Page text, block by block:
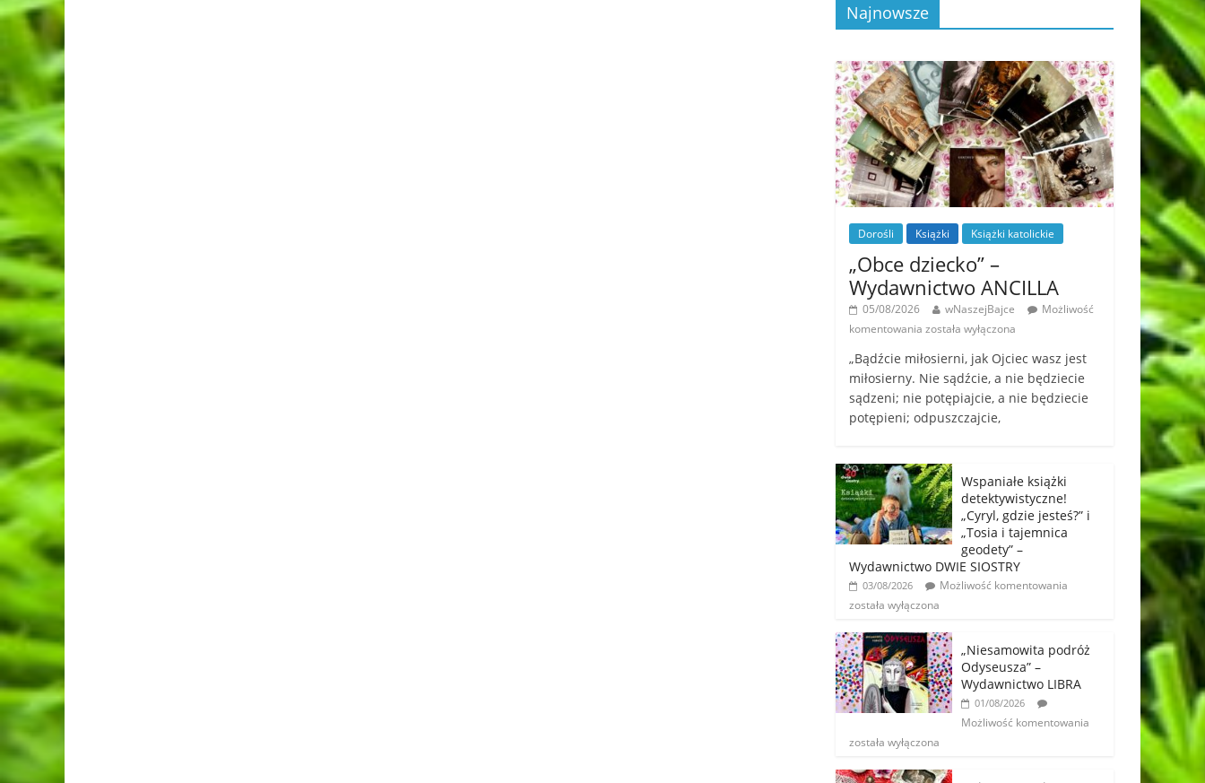
Najnowsze
Dorośli Książki Książki katolickie
„Obce dziecko” –
Wydawnictwo ANCILLA
05/08/2026 wNaszejBajce
Możliwość
komentowania została wyłączona
„Bądźcie miłosierni, jak Ojciec wasz jest
miłosierny. Nie sądźcie, a nie będziecie
sądzeni; nie potępiajcie, a nie będziecie
potępieni; odpuszczajcie,
Wspaniałe książki
detektywistyczne!
„Cyryl, gdzie jesteś?” i
„Tosia i tajemnica
geodety” –
Wydawnictwo DWIE SIOSTRY
03/08/2026
Możliwość komentowania
została wyłączona
„Niesamowita podróż
Odyseusza” –
Wydawnictwo LIBRA
01/08/2026
Możliwość komentowania
została wyłączona